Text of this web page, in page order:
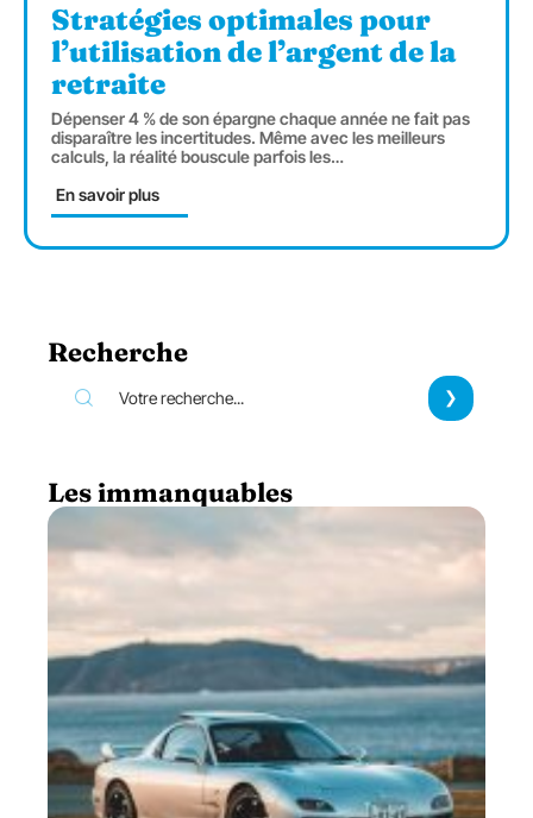
Stratégies optimales pour
l’utilisation de l’argent de la
retraite
Dépenser 4 % de son épargne chaque année ne fait pas
disparaître les incertitudes. Même avec les meilleurs
calculs, la réalité bouscule parfois les…
En savoir plus
Recherche
Les immanquables